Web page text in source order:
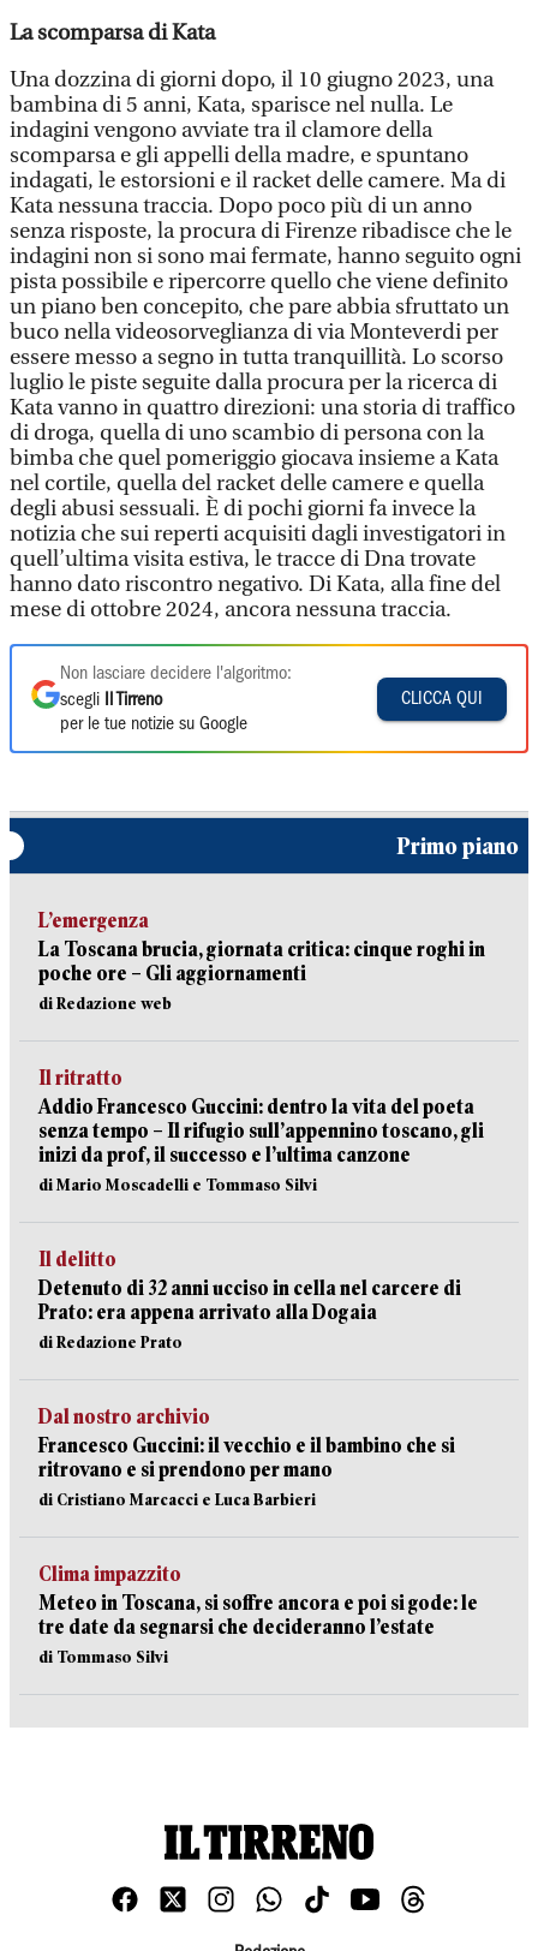
La scomparsa di Kata
Una dozzina di giorni dopo, il 10 giugno 2023, una
bambina di 5 anni, Kata, sparisce nel nulla. Le
indagini vengono avviate tra il clamore della
scomparsa e gli appelli della madre, e spuntano
indagati, le estorsioni e il racket delle camere. Ma di
Kata nessuna traccia. Dopo poco più di un anno
senza risposte, la procura di Firenze ribadisce che le
indagini non si sono mai fermate, hanno seguito ogni
pista possibile e ripercorre quello che viene definito
un piano ben concepito, che pare abbia sfruttato un
buco nella videosorveglianza di via Monteverdi per
essere messo a segno in tutta tranquillità. Lo scorso
luglio le piste seguite dalla procura per la ricerca di
Kata vanno in quattro direzioni: una storia di traffico
di droga, quella di uno scambio di persona con la
bimba che quel pomeriggio giocava insieme a Kata
nel cortile, quella del racket delle camere e quella
degli abusi sessuali. È di pochi giorni fa invece la
notizia che sui reperti acquisiti dagli investigatori in
quell’ultima visita estiva, le tracce di Dna trovate
hanno dato riscontro negativo. Di Kata, alla fine del
mese di ottobre 2024, ancora nessuna traccia.
Non lasciare decidere l'algoritmo:
scegli
Il Tirreno
per le tue notizie su Google
CLICCA QUI
Primo piano
L’emergenza
La Toscana brucia, giornata critica: cinque roghi in
poche ore – Gli aggiornamenti
di Redazione web
Il ritratto
Addio Francesco Guccini: dentro la vita del poeta
senza tempo – Il rifugio sull’appennino toscano, gli
inizi da prof, il successo e l’ultima canzone
di Mario Moscadelli e Tommaso Silvi
Il delitto
Detenuto di 32 anni ucciso in cella nel carcere di
Prato: era appena arrivato alla Dogaia
di Redazione Prato
Dal nostro archivio
Francesco Guccini: il vecchio e il bambino che si
ritrovano e si prendono per mano
di Cristiano Marcacci e Luca Barbieri
Clima impazzito
Meteo in Toscana, si soffre ancora e poi si gode: le
tre date da segnarsi che decideranno l’estate
di Tommaso Silvi